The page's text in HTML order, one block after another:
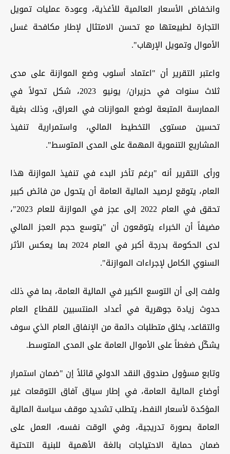
وانخفاض الأسعار العالمية للأغذية، وعودة عمليات تمويل
التجارة لطبيعتها مع تحسن الامتثال لإطار مكافحة غسل
الأموال وتمويل الإرهاب".
واعتبر التقرير أن "اعتماد أسلوب وضع الموازنة على مدى
ثلاث سنوات في حزيران/ يونيو 2023، شكل تحولاً في
الممارسة المتبعة لوضع الموازنات في العراق، وذلك بغية
تحسين مستوى التخطيط المالي، واستمرارية تنفيذ
المشاريع التنموية المهمة على المدى المتوسط".
ورأى التقرير أنه "برغم تأخر البدء في تنفيذ الموازنة هذا
العام، يتوقع لرصيد المالية العامة أن يتحول من فائض كبير
تحقق في العام 2022 إلى عجز في الموازنة للعام 2023"،
مضيفاً أن الخبراء يتوقعون أن "يتوسع حجم العجز المالي
لدى الحكومة بدرجة أكبر في العام 2024 بما يعكس الأثر
السنوي الكامل لإجراءات الموازنة".
ولفت إلى أن التوسع الكبير في المالية العامة، بما في ذلك
حدوث زيادة جوهرية في أعداد المنتسبين للقطاع العام
والتقاعد، يخلق متطلبات دائمة من الإنفاق العام الذي سوف
يشكّل ضغطاً على الأموال العامة على المدى المتوسط.
وتابع مسؤول صندوق النقد الدولي قائلاً إن "ضمان استمرار
أوضاع المالية العامة، في إطار سياق آفاق التوقعات غير
المؤكدة لأسعار النفط، يتطلب تشديد موقف سياسة المالية
العامة بصورة تدريجية، وفي الوقت نفسه، العمل على
ضمان حماية الاحتياجات بالغة الأهمية للبنية التحتية